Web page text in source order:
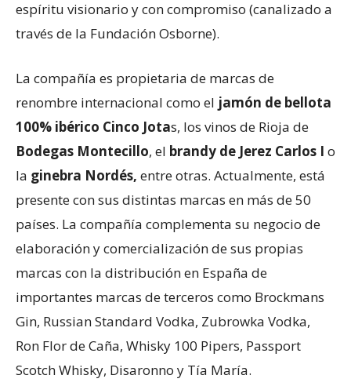
espíritu visionario y con compromiso (canalizado a
través de la Fundación Osborne).
La compañía es propietaria de marcas de
renombre internacional como el jamón de bellota
100% ibérico Cinco Jotas, los vinos de Rioja de
Bodegas Montecillo, el brandy de Jerez Carlos I o
la ginebra Nordés, entre otras. Actualmente, está
presente con sus distintas marcas en más de 50
países. La compañía complementa su negocio de
elaboración y comercialización de sus propias
marcas con la distribución en España de
importantes marcas de terceros como Brockmans
Gin, Russian Standard Vodka, Zubrowka Vodka,
Ron Flor de Caña, Whisky 100 Pipers, Passport
Scotch Whisky, Disaronno y Tía María.